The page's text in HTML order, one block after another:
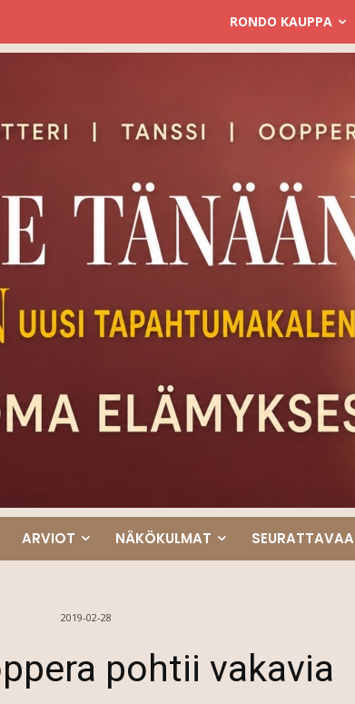
RONDO KAUPPA
ARVIOT NÄKÖKULMAT SEURATTAVAA
2019-02-28
pohtii vakavia